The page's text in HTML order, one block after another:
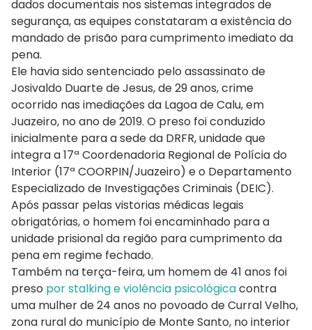
dados documentais nos sistemas integrados de
segurança, as equipes constataram a existência do
mandado de prisão para cumprimento imediato da
pena.
Ele havia sido sentenciado pelo assassinato de
Josivaldo Duarte de Jesus, de 29 anos, crime
ocorrido nas imediações da Lagoa de Calu, em
Juazeiro, no ano de 2019. O preso foi conduzido
inicialmente para a sede da DRFR, unidade que
integra a 17ª Coordenadoria Regional de Polícia do
Interior (17ª COORPIN/Juazeiro) e o Departamento
Especializado de Investigações Criminais (DEIC).
Após passar pelas vistorias médicas legais
obrigatórias, o homem foi encaminhado para a
unidade prisional da região para cumprimento da
pena em regime fechado.
Também na terça-feira, um homem de 41 anos foi
preso por stalking e violência psicológicacontra
uma mulher de 24 anos no povoado de Curral Velho,
zona rural do município de Monte Santo, no interior